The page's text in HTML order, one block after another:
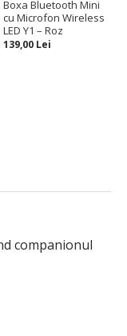
Boxa Bluetooth Mini
cu Microfon Wireless
LED Y1 – Roz
139,00 Lei
companionul